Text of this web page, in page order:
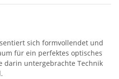
sich formvollendet und
für ein perfektes optisches
darin untergebrachte Technik